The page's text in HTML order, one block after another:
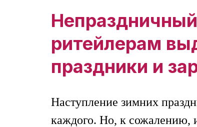
ритейлерам
праздники и
Наступление зимних
каждого. Но, к сожалению,